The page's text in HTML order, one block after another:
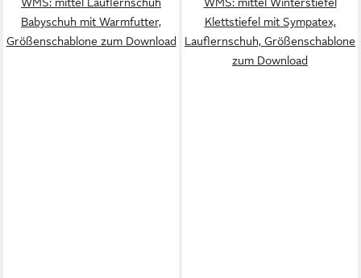
Babyschuh mit Warmfutter,
Größenschablone zum Download
Klettstiefel mit Sympatex,
Lauflernschuh, Größenschablone
zum Download